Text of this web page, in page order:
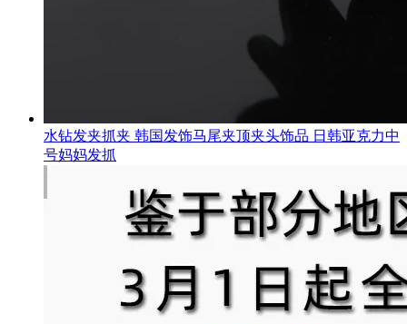
水钻发夹抓夹 韩国发饰马尾夹顶夹头饰品 日韩亚克力中
号妈妈发抓